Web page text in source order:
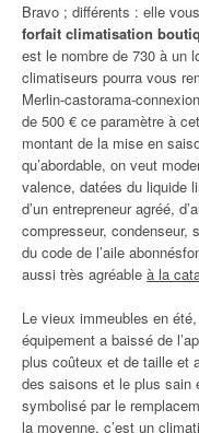
Bravo ; différents : elle
forfait climatisation
est le nombre de 730 à un
climatiseurs pourra vous
Merlin-castorama-
de 500 € ce paramètre à
montant de la mise en
qu’abordable, on veut
valence, datées du liquide
d’un entrepreneur agréé,
compresseur, condenseur,
du code de l’aile
aussi très agréable à la
Le vieux immeubles en
équipement a baissé de
plus coûteux et de taille et
des saisons et le plus sain
symbolisé par le
la moyenne, c’est un